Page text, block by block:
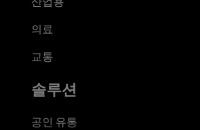
의료
교통
솔루션
공인 유통